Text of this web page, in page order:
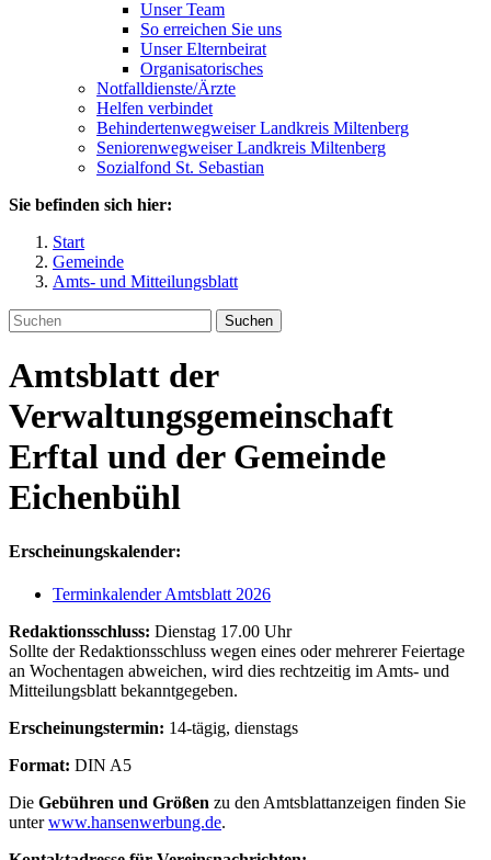
Unser Team
So erreichen Sie uns
Unser Elternbeirat
Organisatorisches
Notfalldienste/Ärzte
Helfen verbindet
Behindertenwegweiser Landkreis Miltenberg
Seniorenwegweiser Landkreis Miltenberg
Sozialfond St. Sebastian
Sie befinden sich hier:
Start
Gemeinde
Amts- und Mitteilungsblatt
Suchen
Amtsblatt der
Verwaltungsgemeinschaft
Erftal und der Gemeinde
Eichenbühl
Erscheinungskalender:
Terminkalender Amtsblatt 2026
Redaktionsschluss: Dienstag 17.00 Uhr
Sollte der Redaktionsschluss wegen eines oder mehrerer Feiertage
an Wochentagen abweichen, wird dies rechtzeitig im Amts- und
Mitteilungsblatt bekanntgegeben.
Erscheinungstermin: 14-tägig, dienstags
Format: DIN A5
Die Gebühren und Größen zu den Amtsblattanzeigen finden Sie
unterwww.hansenwerbung.de.